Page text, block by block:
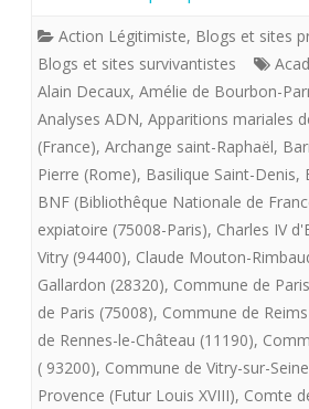
1991-
1994
(H)
de
Charte
de
Fontevrault
présente
Action Légitimiste, Blogs et sites
Blogs et sites survivantistes
Alain Decaux, Amélie de Bourbon-
Analyses ADN, Apparitions mariales
(France), Archange saint-Raphaël,
Pierre (Rome), Basilique Saint-Denis,
BNF (Bibliothêque Nationale de
expiatoire (75008-Paris), Charles IV
Vitry (94400), Claude Mouton-
Gallardon (28320), Commune de
de Paris (75008), Commune de
de Rennes-le-Château (11190),
( 93200), Commune de Vitry-sur-
Provence (Futur Louis XVIII), Comte